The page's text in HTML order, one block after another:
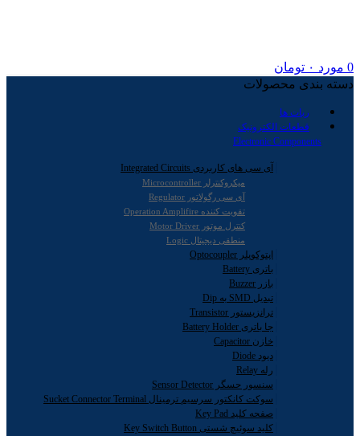
0 مورد ۰ تومان
دسته بندی محصولات
ربات ها
قطعات الکترونیک
Electronic Components
آی سی های کاربردی Integrated Circuits
میکروکنترلر Microcontroller
آی سی رگولاتور Regulator
تقویت کننده Operation Amplifire
کنترل موتور Motor Driver
منطقی دیجیتال Logic
اپتوکوپلر Optocoupler
باتری Battery
بازر Buzzer
تبدیل SMD به Dip
ترانزیستور Transistor
جا باتری Battery Holder
خازن Capacitor
دیود Diode
رله Relay
سنسور حسگر Sensor Detector
سوکت کانکتور سرسیم ترمینال Sucket Connector Terminal
صفحه کلید Key Pad
کلید سوئیچ شستی Key Switch Button